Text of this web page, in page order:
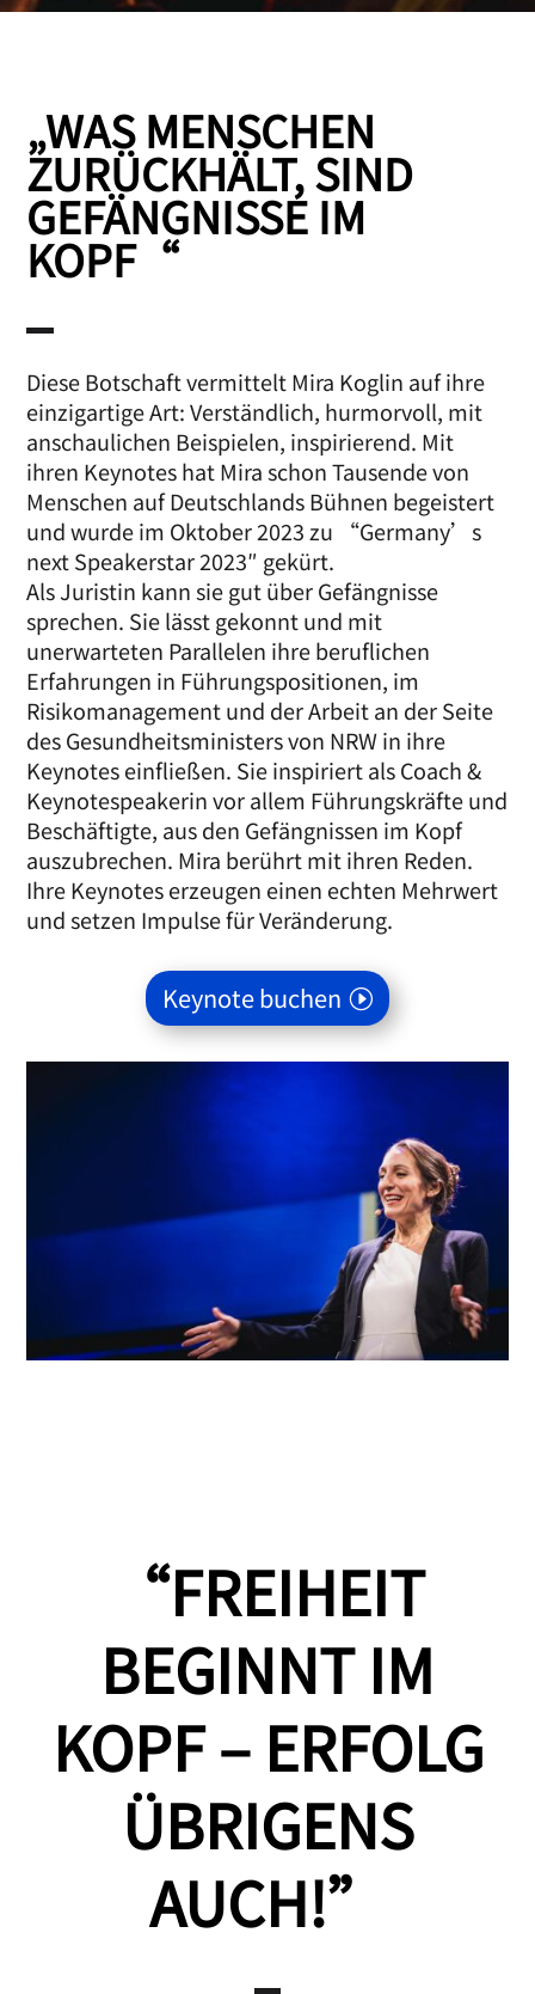
„WAS MENSCHEN
ZURÜCKHÄLT, SIND
GEFÄNGNISSE IM
KOPF“
Diese Botschaft vermittelt Mira Koglin auf ihre
einzigartige Art: Verständlich, hurmorvoll, mit
anschaulichen Beispielen, inspirierend. Mit
ihren Keynotes hat Mira schon Tausende von
Menschen auf Deutschlands Bühnen begeistert
und wurde im Oktober 2023 zu “Germany’s
next Speakerstar 2023″ gekürt.
Als Juristin kann sie gut über Gefängnisse
sprechen. Sie lässt gekonnt und mit
unerwarteten Parallelen ihre beruflichen
Erfahrungen in Führungspositionen, im
Risikomanagement und der Arbeit an der Seite
des Gesundheitsministers von NRW in ihre
Keynotes einfließen. Sie inspiriert als Coach &
Keynotespeakerin vor allem Führungskräfte und
Beschäftigte, aus den Gefängnissen im Kopf
auszubrechen. Mira berührt mit ihren Reden.
Ihre Keynotes erzeugen einen echten Mehrwert
und setzen Impulse für Veränderung.
Keynote buchen
“FREIHEIT
BEGINNT IM
KOPF – ERFOLG
ÜBRIGENS
AUCH!”